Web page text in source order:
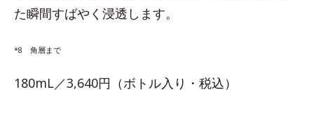
た瞬間すばやく浸透します。
*8 角層まで
180mL／3,640円（ボトル入り・税込）